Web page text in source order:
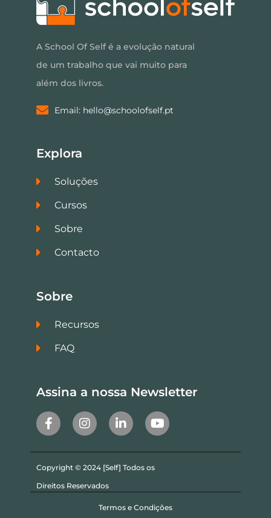
A School Of Self é a evolução natural
de um trabalho que vai muito para
além dos livros.
Email: hello@schoolofself.pt
Explora
Soluções
Cursos
Sobre
Contacto
Sobre
Recursos
FAQ
Assina a nossa Newsletter
Copyright © 2024 [Self] Todos os
Direitos Reservados
Termos e Condições